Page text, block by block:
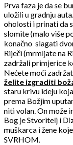
Prva faza je da se
uložili u gradnju
oholosti i prinati da
slomite (malo više
konačno slagati
Riječi (mrmljate na
zadržali primjerice
Nećete moći
želite izgraditi
staru krivu ideju
prema Božjim
niti volan. On može
Bog je Stvoritelj i
muškarca i žene
SVRHOM.